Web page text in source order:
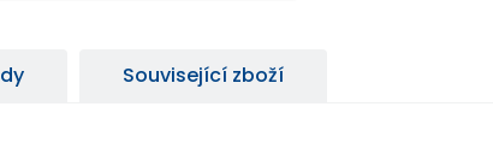
Související zboží